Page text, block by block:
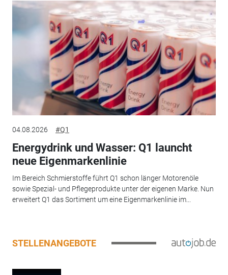
04.08.2026 #Q1
Energydrink und Wasser: Q1 launcht
neue Eigenmarkenlinie
Im Bereich Schmierstoffe führt Q1 schon länger Motorenöle
sowie Spezial- und Pflegeprodukte unter der eigenen Marke. Nun
erweitert Q1 das Sortiment um eine Eigenmarkenlinie im...
STELLENANGEBOTE